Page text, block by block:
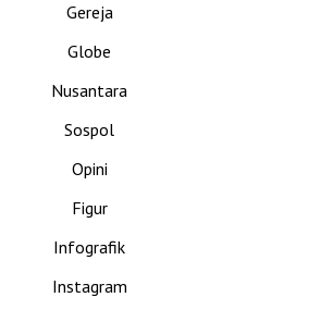
Gereja
Globe
Nusantara
Sospol
Opini
Figur
Infografik
Instagram